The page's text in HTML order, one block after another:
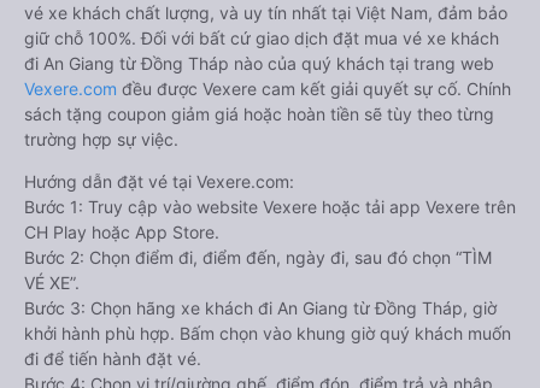
vé xe khách chất lượng, và uy tín nhất tại Việt Nam, đảm bảo
giữ chỗ 100%. Đối với bất cứ giao dịch đặt mua vé xe khách
đi An Giang từ Đồng Tháp nào của quý khách tại trang web
Vexere.com đều được Vexere cam kết giải quyết sự cố. Chính
sách tặng coupon giảm giá hoặc hoàn tiền sẽ tùy theo từng
trường hợp sự việc.
Hướng dẫn đặt vé tại Vexere.com:
Bước 1: Truy cập vào website Vexere hoặc tải app Vexere trên
CH Play hoặc App Store.
Bước 2: Chọn điểm đi, điểm đến, ngày đi, sau đó chọn “TÌM
VÉ XE”.
Bước 3: Chọn hãng xe khách đi An Giang từ Đồng Tháp, giờ
khởi hành phù hợp. Bấm chọn vào khung giờ quý khách muốn
đi để tiến hành đặt vé.
Bước 4: Chọn vị trí/giường ghế, điểm đón, điểm trả và nhập